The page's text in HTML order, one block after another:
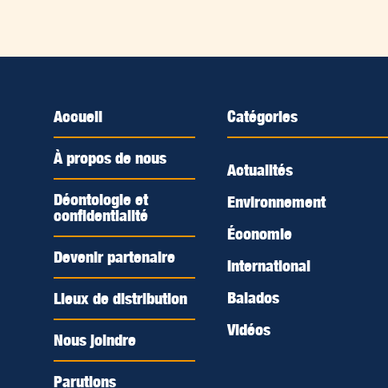
Accueil
À propos de nous
Déontologie et
confidentialité
Devenir partenaire
Lieux de distribution
Nous joindre
Parutions
Catégories
Actualités
Environnement
Économie
International
Balados
Vidéos